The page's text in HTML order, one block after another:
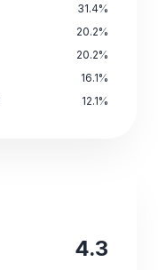
31.4%
20.2%
20.2%
16.1%
12.1%
4.3